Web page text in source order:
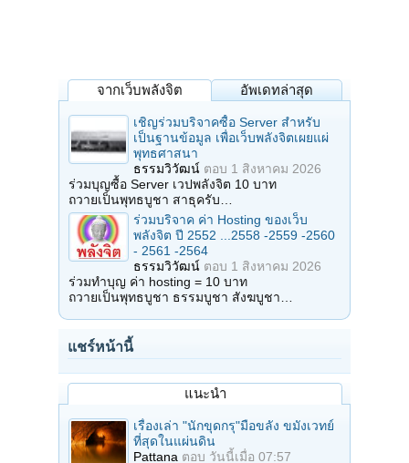
จากเว็บพลังจิต อัพเดทล่าสุด
เชิญร่วมบริจาคซื้อ Server สำหรับ
เป็นฐานข้อมูล เพื่อเว็บพลังจิตเผยแผ่
พุทธศาสนา
ธรรมวิวัฒน์ ตอบ 1 สิงหาคม 2026
ร่วมบุญซื้อ Server เวปพลังจิต 10 บาท
ถวายเป็นพุทธบูชา สาธุครับ…
ร่วมบริจาค ค่า Hosting ของเว็บ
พลังจิต ปี 2552 ...2558 -2559 -2560
- 2561 -2564
ธรรมวิวัฒน์ ตอบ 1 สิงหาคม 2026
ร่วมทำบุญ ค่า hosting = 10 บาท
ถวายเป็นพุทธบูชา ธรรมบูชา สังฆบูชา…
แชร์หน้านี้
แนะนำ
เรื่องเล่า "นักขุดกรุ"มือขลัง ขมังเวทย์
ที่สุดในแผ่นดิน
Pattana ตอบ วันนี้เมื่อ 07:57